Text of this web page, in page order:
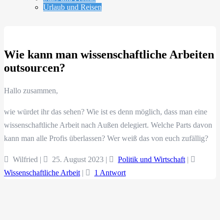
Urlaub und Reisen
Wie kann man wissenschaftliche Arbeiten
outsourcen?
Hallo zusammen,
wie würdet ihr das sehen? Wie ist es denn möglich, dass man eine
wissenschaftliche Arbeit nach Außen delegiert. Welche Parts davon
kann man alle Profis überlassen? Wer weiß das von euch zufällig?
Wilfried | 25. August 2023 | Politik und Wirtschaft|
Wissenschaftliche Arbeit| 1 Antwort